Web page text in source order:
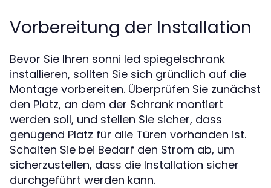
Vorbereitung der Installation
Bevor Sie Ihren sonni led spiegelschrank
installieren, sollten Sie sich gründlich auf die
Montage vorbereiten. Überprüfen Sie zunächst
den Platz, an dem der Schrank montiert
werden soll, und stellen Sie sicher, dass
genügend Platz für alle Türen vorhanden ist.
Schalten Sie bei Bedarf den Strom ab, um
sicherzustellen, dass die Installation sicher
durchgeführt werden kann.